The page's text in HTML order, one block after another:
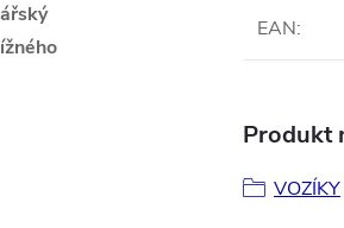
EAN:
Produkt
VOZÍKY